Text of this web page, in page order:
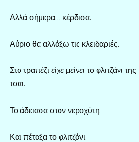
Αλλά σήμερα… κέρδισα.
Αύριο θα αλλάξω τις κλειδαριές.
Στο τραπέζι είχε μείνει το φλιτζάνι
τσάι.
Το άδειασα στον νεροχύτη.
Και πέταξα το φλιτζάνι.